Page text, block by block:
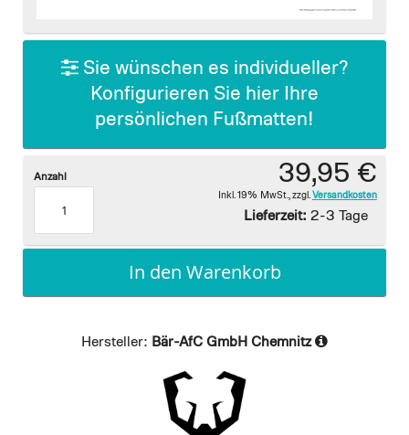
gallery
Sie wünschen es individueller?
Konfigurieren Sie hier Ihre
persönlichen Fußmatten!
39,95 €
Inkl. 19% MwSt. zzgl. Versandkosten
Lieferzeit: 2-3 Tage
Anzahl
In den Warenkorb
Hersteller: Bär-AfC GmbH Chemnitz